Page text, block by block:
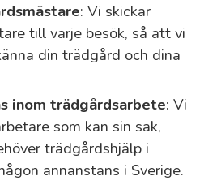
: Vi skickar
till varje besök, så att vi
din trädgård och dina
inom trädgårdsarbete: Vi
som kan sin sak,
trädgårdshjälp i
annanstans i Sverige.